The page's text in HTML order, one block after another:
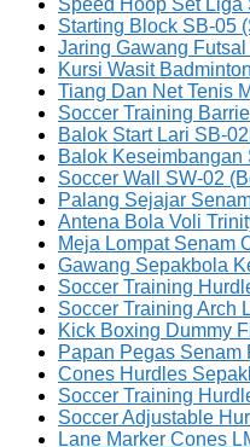
Speed Hoop Set Liga
Starting Block SB-05
Jaring Gawang
Kursi Wasit
Tiang Dan Net Tenis
Soccer Training
Balok Start Lari SB-
Balok Keseimbangan
Soccer Wall SW-02
Palang Sejajar
Antena Bola Voli
Meja Lompat Senam
Gawang Sepakbola
Soccer Training
Soccer Training Arch
Kick Boxing Dummy
Papan Pegas Senam
Cones Hurdles
Soccer Training
Soccer Adjustable
Lane Marker Cones